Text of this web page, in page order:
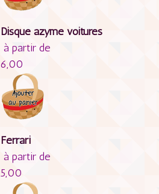
Disque azyme voitures
à partir de
6,00
Ferrari
à partir de
5,00